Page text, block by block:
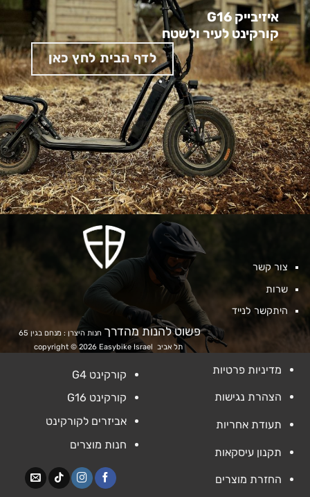
איזיבייק G16
קורקינט לעיר ולשטח
לדף הבית לחץ כאן
פשוט להנות מהדרך
תל אביב
צור קשר
שרות
היתקשר לנייד
מדיניות פרטיות
הצהרת נגישות
תעודת אחריות
תקנון עיסקאות
החזרת מוצרים
קורקינט G4
קורקינט G16
אביזרים לקורקינט
חנות מוצרים